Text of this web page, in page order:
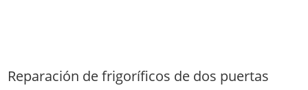
Reparación de frigoríficos de dos puertas